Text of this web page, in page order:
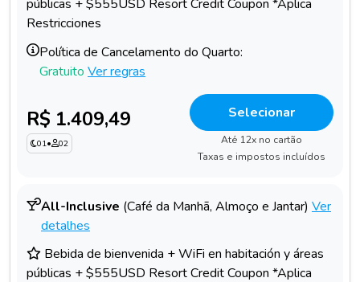
públicas + $555USD Resort Credit Coupon *Aplica
Restricciones
Política de Cancelamento do Quarto:
Gratuito Ver regras
R$ 1.409,49
01• 02
Selecionar
Até 12x no cartão
Taxas e impostos incluídos
All-Inclusive (Café da Manhã, Almoço e Jantar) Ver
detalhes
Bebida de bienvenida + WiFi en habitación y áreas
públicas + $555USD Resort Credit Coupon *Aplica